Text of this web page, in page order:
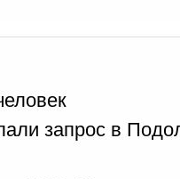
запрос в